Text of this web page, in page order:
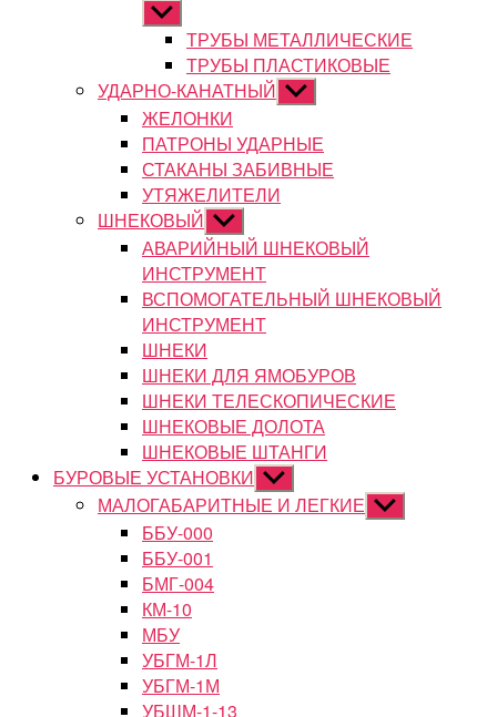
Показывать
подменюТРУБЫ МЕТАЛЛИЧЕСКИЕ
ТРУБЫ ПЛАСТИКОВЫЕ
УДАРНО-КАНАТНЫЙ Показывать
подменю
ЖЕЛОНКИ
ПАТРОНЫ УДАРНЫЕ
СТАКАНЫ ЗАБИВНЫЕ
УТЯЖЕЛИТЕЛИ
ШНЕКОВЫЙ Показывать
подменю
АВАРИЙНЫЙ ШНЕКОВЫЙ
ИНСТРУМЕНТ
ВСПОМОГАТЕЛЬНЫЙ ШНЕКОВЫЙ
ИНСТРУМЕНТ
ШНЕКИ
ШНЕКИ ДЛЯ ЯМОБУРОВ
ШНЕКИ ТЕЛЕСКОПИЧЕСКИЕ
ШНЕКОВЫЕ ДОЛОТА
ШНЕКОВЫЕ ШТАНГИ
БУРОВЫЕ УСТАНОВКИ Показывать
подменю
МАЛОГАБАРИТНЫЕ И ЛЕГКИЕ Показывать
подменю
ББУ-000
ББУ-001
БМГ-004
КМ-10
МБУ
УБГМ-1Л
УБГМ-1М
УБШМ-1-13